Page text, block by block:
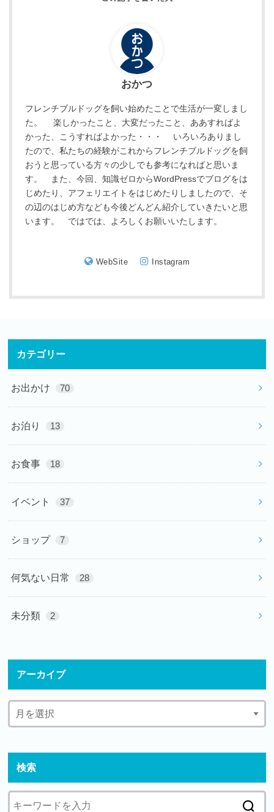
おかつ
フレンチブルドッグを飼い始めたことで生活が一変しまし
た。 楽しかったこと、大変だったこと、ああすればよ
かった、こうすればよかった・・・ いろいろありまし
たので、私たちの経験がこれからフレンチブルドッグを飼
おうと思っている方々の少しでも参考になればと思いま
す。 また、今回、知識ゼロからWordPressでブログをは
じめたり、アフェリエイトをはじめたりしましたので、そ
の辺のはじめ方なども今後どんどん紹介していきたいと思
います。 ではでは、よろしくお願いいたします。
WebSite Instagram
カテゴリー
お出かけ 70
お泊り 13
お食事 18
イベント 37
ショップ 7
何気ない日常 28
未分類 2
アーカイブ
検索